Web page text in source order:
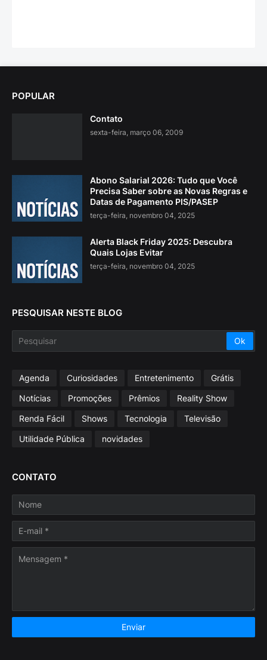
POPULAR
Contato
sexta-feira, março 06, 2009
Abono Salarial 2026: Tudo que Você
Precisa Saber sobre as Novas Regras e
Datas de Pagamento PIS/PASEP
terça-feira, novembro 04, 2025
Alerta Black Friday 2025: Descubra
Quais Lojas Evitar
terça-feira, novembro 04, 2025
PESQUISAR NESTE BLOG
Agenda Curiosidades Entretenimento
Grátis
Notícias
Promoções Prêmios
Reality Show
Renda Fácil
Shows Tecnologia
Televisão
Utilidade Pública
novidades
CONTATO